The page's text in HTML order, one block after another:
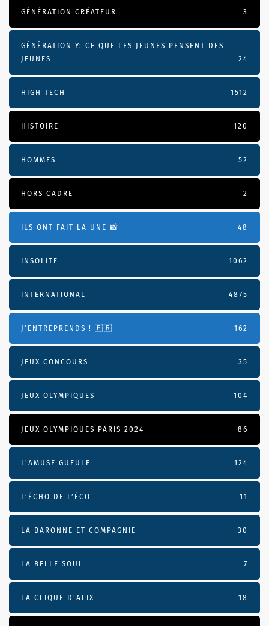
GÉNÉRATION CRÉATEUR 3
GÉNÉRATION Y: CE QUE LES JEUNES PENSENT DES
JEUNES
24
HIGH TECH 1512
HISTOIRE 120
HOMMES 52
HORS CADRE 2
ILS ONT FAIT LA UNE 📸 48
INSOLITE 1062
INTERNATIONAL 4875
J'ENTREPRENDS ! 🇫🇷 162
JEUX CONCOURS 35
JEUX OLYMPIQUES 104
JEUX OLYMPIQUES PARIS 2024 86
L'AMUSE GUEULE 124
L’ÉCHO DE L’ÉCO 11
LA BARONNE ET COMPAGNIE 30
LA BELLE SOUL 7
LA CLIQUE D'ALIX 18